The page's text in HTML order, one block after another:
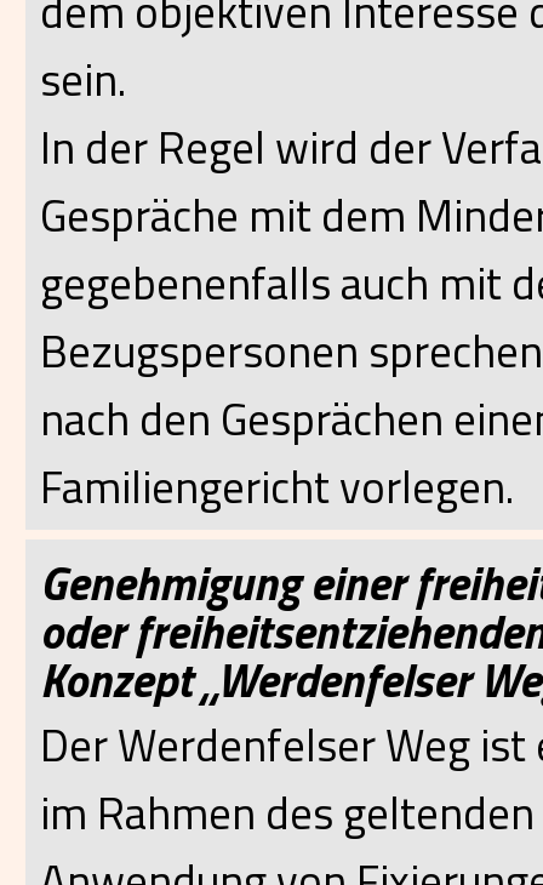
sein.
In der Regel wird der
Gespräche mit dem
gegebenenfalls auch mit
Bezugspersonen
nach den Gesprächen
Familiengericht vorlegen.
Genehmigung einer
oder
Konzept „Werdenfelser
Der Werdenfelser Weg
im Rahmen des